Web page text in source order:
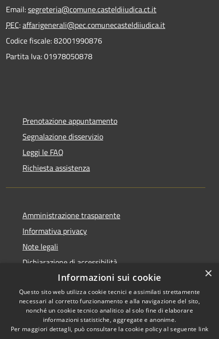
Email:segreteria@comune.casteldiiudica.ct.it
PEC:affarigenerali@pec.comunecasteldiiudica.it
Codice fiscale: 82001990876
Partita Iva: 01978050878
Prenotazione appuntamento
Segnalazione disservizio
Leggi le FAQ
Richiesta assistenza
Amministrazione trasparente
Informativa privacy
Note legali
Dichiarazione di accessibilità
Accessibilità
Privacy
Copyright © 2026 • Comune di
Castel di Iudica • Powered by
Municipium Accesso
×
Informazioni sui cookie
Questo sito web utilizza cookie tecnici e assimilati strettamente
necessari al corretto funzionamento e alla navigazione del sito,
nonché un cookie tecnico analitico al solo fine di elaborare
informazioni statistiche, aggregate e anonime.
Per maggiori dettagli, può consultare la cookie policy al seguente link